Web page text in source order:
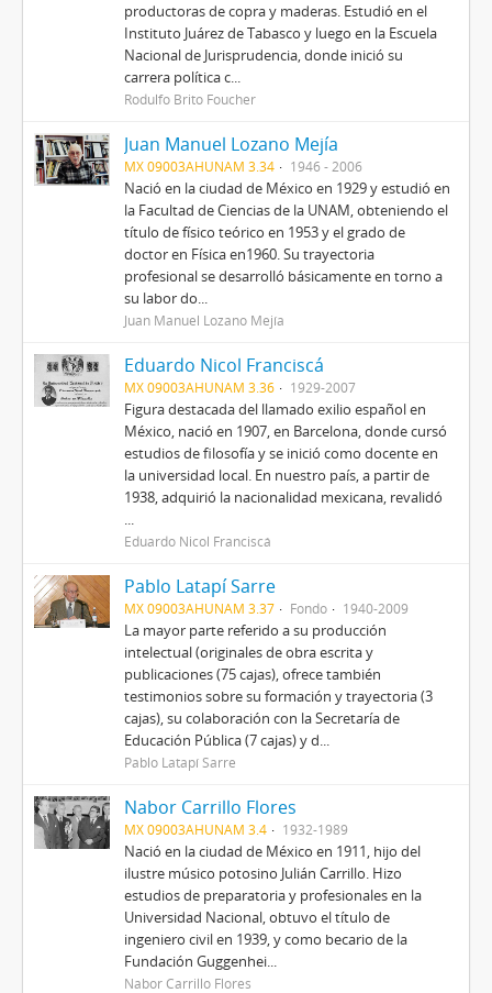
productoras de copra y maderas. Estudió en el
Instituto Juárez de Tabasco y luego en la Escuela
Nacional de Jurisprudencia, donde inició su
carrera política c...
Rodulfo Brito Foucher
Juan Manuel Lozano Mejía
MX 09003AHUNAM 3.34 1946 - 2006
Nació en la ciudad de México en 1929 y estudió en
la Facultad de Ciencias de la UNAM, obteniendo el
título de físico teórico en 1953 y el grado de
doctor en Física en1960. Su trayectoria
profesional se desarrolló básicamente en torno a
su labor do...
Juan Manuel Lozano Mejía
Eduardo Nicol Franciscá
MX 09003AHUNAM 3.36 1929-2007
Figura destacada del llamado exilio español en
México, nació en 1907, en Barcelona, donde cursó
estudios de filosofía y se inició como docente en
la universidad local. En nuestro país, a partir de
1938, adquirió la nacionalidad mexicana, revalidó
...
Eduardo Nicol Franciscá
Pablo Latapí Sarre
MX 09003AHUNAM 3.37 Fondo 1940-2009
La mayor parte referido a su producción
intelectual (originales de obra escrita y
publicaciones (75 cajas), ofrece también
testimonios sobre su formación y trayectoria (3
cajas), su colaboración con la Secretaría de
Educación Pública (7 cajas) y d...
Pablo Latapí Sarre
Nabor Carrillo Flores
MX 09003AHUNAM 3.4 1932-1989
Nació en la ciudad de México en 1911, hijo del
ilustre músico potosino Julián Carrillo. Hizo
estudios de preparatoria y profesionales en la
Universidad Nacional, obtuvo el título de
ingeniero civil en 1939, y como becario de la
Fundación Guggenhei...
Nabor Carrillo Flores